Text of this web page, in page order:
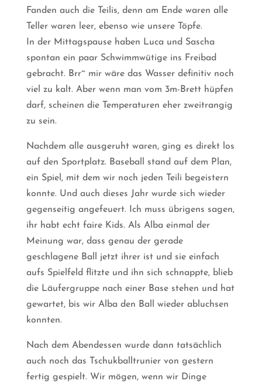
Fanden auch die Teilis, denn am Ende waren alle
Teller waren leer, ebenso wie unsere Töpfe.
In der Mittagspause haben Luca und Sascha
spontan ein paar Schwimmwütige ins Freibad
gebracht. Brr~ mir wäre das Wasser definitiv noch
viel zu kalt. Aber wenn man vom 3m-Brett hüpfen
darf, scheinen die Temperaturen eher zweitrangig
zu sein.
Nachdem alle ausgeruht waren, ging es direkt los
auf den Sportplatz. Baseball stand auf dem Plan,
ein Spiel, mit dem wir noch jeden Teili begeistern
konnte. Und auch dieses Jahr wurde sich wieder
gegenseitig angefeuert. Ich muss übrigens sagen,
ihr habt echt faire Kids. Als Alba einmal der
Meinung war, dass genau der gerade
geschlagene Ball jetzt ihrer ist und sie einfach
aufs Spielfeld flitzte und ihn sich schnappte, blieb
die Läufergruppe nach einer Base stehen und hat
gewartet, bis wir Alba den Ball wieder abluchsen
konnten.
Nach dem Abendessen wurde dann tatsächlich
auch noch das Tschukballtrunier von gestern
fertig gespielt. Wir mögen, wenn wir Dinge